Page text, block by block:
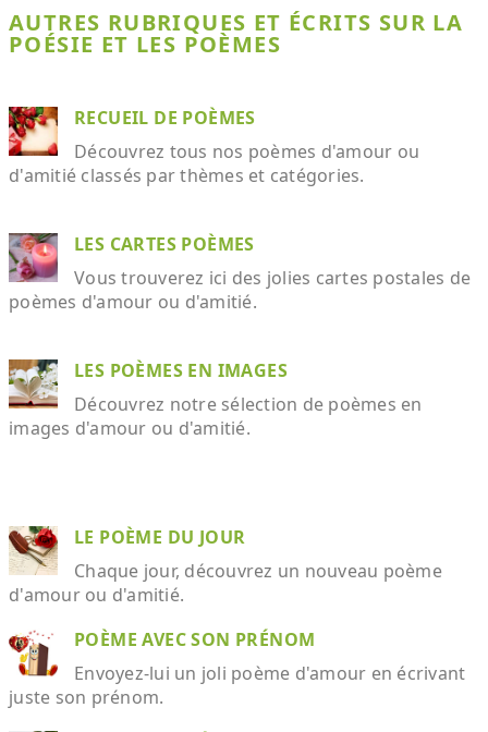
AUTRES RUBRIQUES ET ÉCRITS SUR LA
POÉSIE ET LES POÈMES
RECUEIL DE POÈMES
Découvrez tous nos poèmes d'amour ou
d'amitié classés par thèmes et catégories.
LES CARTES POÈMES
Vous trouverez ici des jolies cartes postales de
poèmes d'amour ou d'amitié.
LES POÈMES EN IMAGES
Découvrez notre sélection de poèmes en
images d'amour ou d'amitié.
LE POÈME DU JOUR
Chaque jour, découvrez un nouveau poème
d'amour ou d'amitié.
POÈME AVEC SON PRÉNOM
Envoyez-lui un joli poème d'amour en écrivant
juste son prénom.